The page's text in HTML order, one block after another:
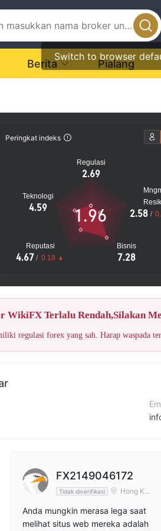
Switch to browser
Berita Pialang
Peringkat indeks
Regulasi
2.69
Teknologi
4.59
Reputasi
4.67 / 0.18
Bisnis
7.28
2.58 /
1.96
Skor WikiFX
WikiFX Terlalu Rendah,Silakan
regulasi forex yang sah. Harap waspada
Pte Ltd
FX2149046172
Tidak diverifikasi
Hong Kon
Anda mungkin merasa lega saat
melihat situs web mereka adalah